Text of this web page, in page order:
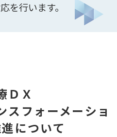
を行います。
ＤＸ
スフォーメーショ
について